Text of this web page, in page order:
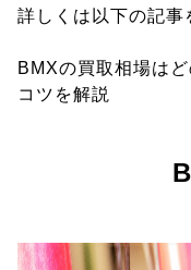
詳しくは以下の記事
BMXの買取相場は
コツを解説